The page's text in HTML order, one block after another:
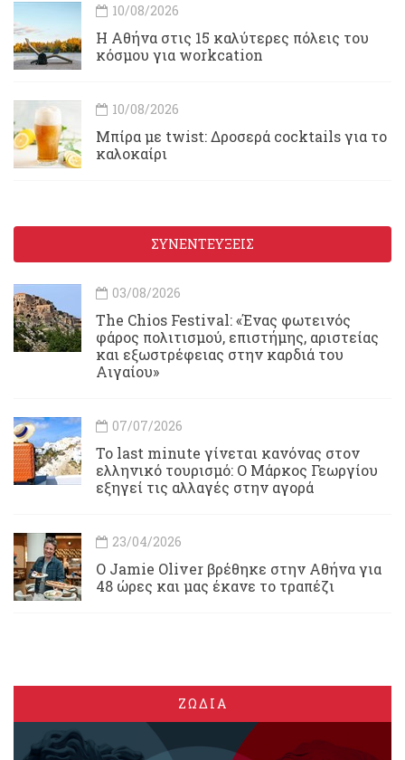
10/08/2026
Η Αθήνα στις 15 καλύτερες πόλεις του
κόσμου για workcation
10/08/2026
Μπίρα με twist: Δροσερά cocktails για το
καλοκαίρι
ΣΥΝΕΝΤΕΥΞΕΙΣ
03/08/2026
Τhe Chios Festival: «Ένας φωτεινός
φάρος πολιτισμού, επιστήμης, αριστείας
και εξωστρέφειας στην καρδιά του
Αιγαίου»
07/07/2026
Το last minute γίνεται κανόνας στον
ελληνικό τουρισμό: Ο Μάρκος Γεωργίου
εξηγεί τις αλλαγές στην αγορά
23/04/2026
Ο Jamie Oliver βρέθηκε στην Αθήνα για
48 ώρες και μας έκανε το τραπέζι
ΖΩΔΙΑ